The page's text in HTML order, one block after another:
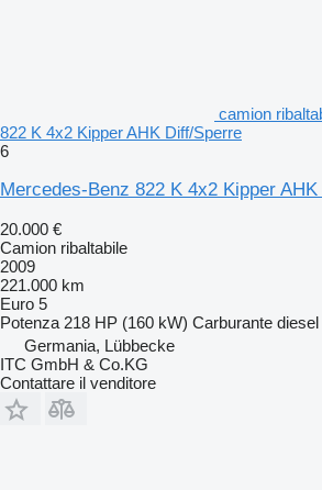
camion
822 K 4x2 Kipper AHK Diff/Sperre
6
Mercedes-Benz 822 K 4x2 Kipper
20.000 €
Camion ribaltabile
2009
221.000 km
Euro 5
Potenza 218 HP (160 kW) Carburante diesel
Germania, Lübbecke
ITC GmbH & Co.KG
Contattare il venditore